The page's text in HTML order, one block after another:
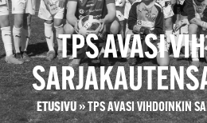
TPS AVASI
ETUSIVU»TPS AVASI VIHDOINKIN